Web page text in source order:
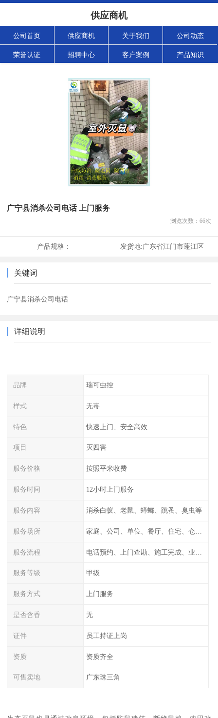
供应商机
公司首页 供应商机 关于我们 公司动态
荣誉认证 招聘中心 客户案例 产品知识
广宁县消杀公司电话 上门服务
浏览次数： 66次
产品规格： 发货地:广东省江门市蓬江区
关键词
广宁县消杀公司电话
详细说明
品牌 瑞可虫控
样式 无毒
特色 快速上门、安全高效
项目 灭四害
服务价格 按照平米收费
服务时间 12小时上门服务
服务内容 消杀白蚁、老鼠、蟑螂、跳蚤、臭虫等
服务场所
服务流程
服务等级 甲级
服务方式 上门服务
是否含香 无
证件 员工持证上岗
资质 资质齐全
可售卖地 广东珠三角